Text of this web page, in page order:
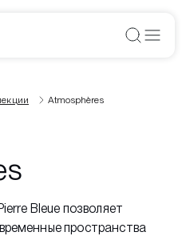
Atmosphères
Bleue позволяет
пространства